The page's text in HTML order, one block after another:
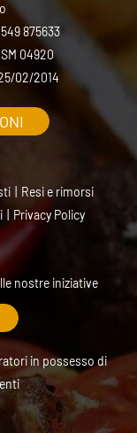
875633
04920
02/2014
Resi e rimorsi
Privacy Policy
nostre iniziative
in possesso di